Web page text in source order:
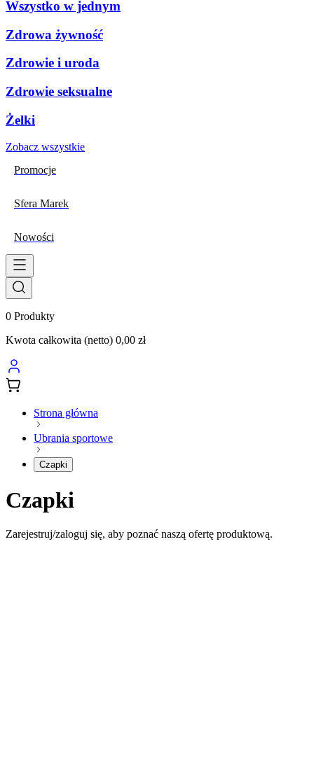
Wszystko w jednym
Zdrowa żywność
Zdrowie i uroda
Zdrowie seksualne
Żelki
Zobacz wszystkie
Promocje
Sfera Marek
Nowości
0 Produkty
Kwota całkowita (netto) 0,00 zł
Strona główna
Ubrania sportowe
Czapki
Czapki
Zarejestruj/zaloguj się, aby poznać naszą ofertę produktową.